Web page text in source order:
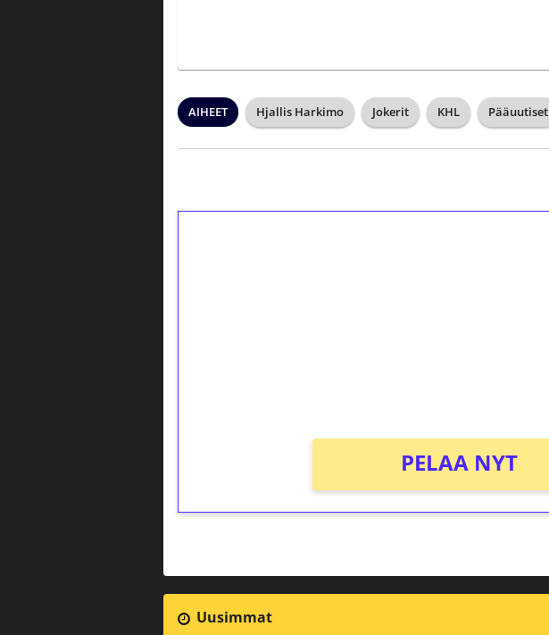
AIHEET Hjallis Harkimo Jokerit KHL Pääuutiset
PELAA NYT
Uusimmat